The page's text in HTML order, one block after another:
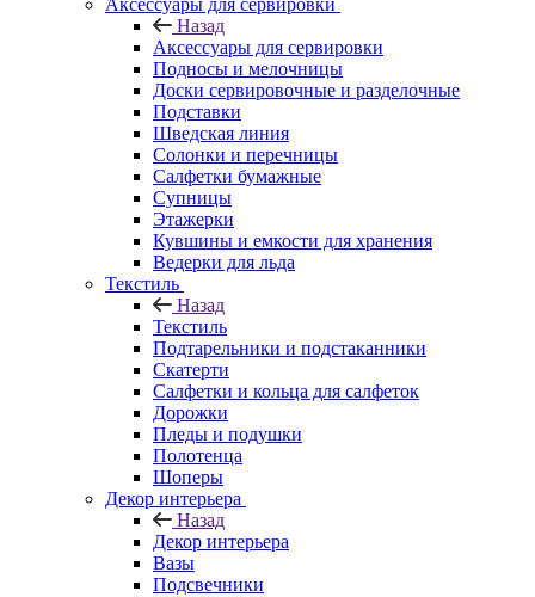
Аксессуары для сервировки
Назад
Аксессуары для сервировки
Подносы и мелочницы
Доски сервировочные и разделочные
Подставки
Шведская линия
Солонки и перечницы
Салфетки бумажные
Супницы
Этажерки
Кувшины и емкости для хранения
Ведерки для льда
Текстиль
Назад
Текстиль
Подтарельники и подстаканники
Скатерти
Салфетки и кольца для салфеток
Дорожки
Пледы и подушки
Полотенца
Шоперы
Декор интерьера
Назад
Декор интерьера
Вазы
Подсвечники